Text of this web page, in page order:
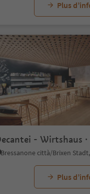
Plus
- Wirtshaus ·
Plus